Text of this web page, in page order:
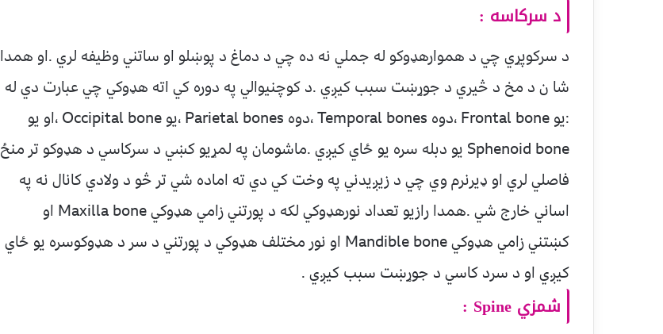
د سرکاسه :
د سرکوپړي چي د هموارهډوکو له جملي نه ده چي د دماغ د پوښلو او ساتني وظيفه لري .او همدا
شا ن د مخ د څيري د جوړښت سبب کيږي .د کوچنيوالي په دوره کي اته هډوکي چي عبارت دي له
:يو Frontal bone ،دوه Temporal bones ،دوه Parietal bones ،يو Occipital bone ،او يو
Sphenoid bone يو دبله سره يو ځاي کيږي .ماشومان په لمړيو کښي د سرکاسي د هډوکو تر منځ
فاصلي لري او ډيرنرم وي چي د زيږيدني په وخت کي دي ته اماده شي تر څو د ولادي کانال نه په
اساني خارج شي .همدا رازيو تعداد نورهډوکي لکه د پورتني زامي هډوکي Maxilla bone او
کښتني زامي هډوکي Mandible bone او نور مختلف هډوکي د پورتني د سر د هډوکوسره يو ځاي
کيږي او د سرد کاسي د جوړښت سبب کيږي .
شمزي Spine :